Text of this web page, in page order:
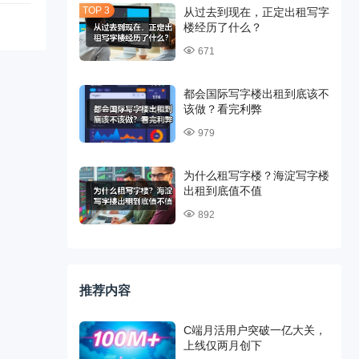
从过去到现在，正定出租写字
楼经历了什么？
671
都会国际写字楼出租到底该不
该做？看完利弊
979
为什么租写字楼？海淀写字楼
出租到底值不值
892
推荐内容
C端月活用户突破一亿大关，
上线仅两月创下